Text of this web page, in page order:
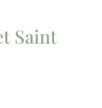
Saint